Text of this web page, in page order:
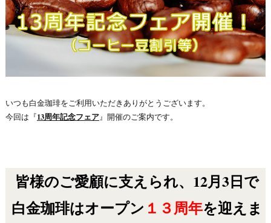
いつも白金珈琲をご利用いただきありがとうございます。
今回は『13周年記念フェア』開催のご案内です。
皆様のご愛顧に支えられ、 12月3日で
白金珈琲はオープン １３周年を迎えま